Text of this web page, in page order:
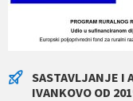
SASTAVLJANJE I
IVANKOVO OD